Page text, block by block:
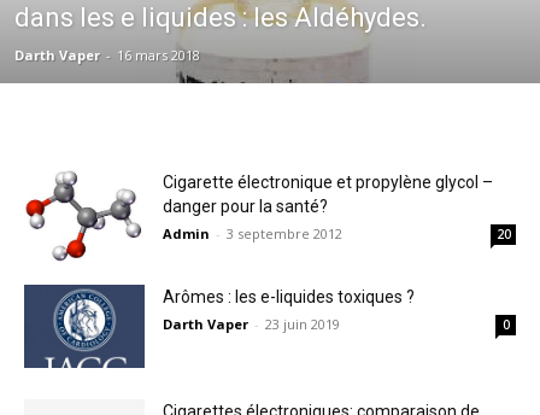
dans les e liquides : les Aldéhydes.
Darth Vaper - 16 mars 2018
Cigarette électronique et propylène glycol –
danger pour la santé?
Admin - 3 septembre 2012 20
Arômes : les e-liquides toxiques ?
Darth Vaper - 23 juin 2019 0